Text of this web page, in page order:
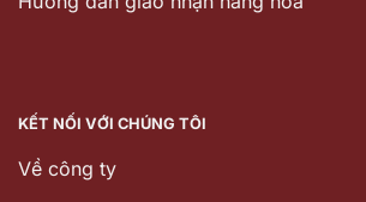
KẾT NỐI VỚI CHÚNG TÔI
Về công ty